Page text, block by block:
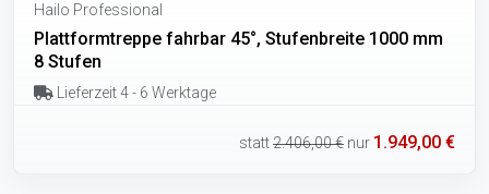
Hailo Professional
Plattformtreppe fahrbar 45°, Stufenbreite 1000 mm
8 Stufen
Lieferzeit 4 - 6 Werktage
statt2.406,00 € nur 1.949,00 €